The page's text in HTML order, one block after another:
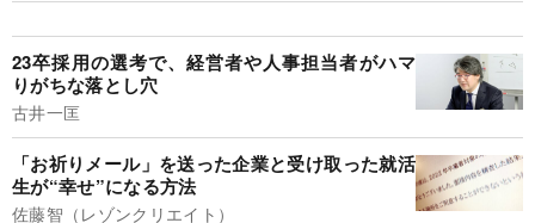
23卒採用の選考で、経営者や人事担当者がハマ
りがちな落とし穴
古井一匡
「お祈りメール」を送った企業と受け取った就活
生が“幸せ”になる方法
佐藤智（レゾンクリエイト）